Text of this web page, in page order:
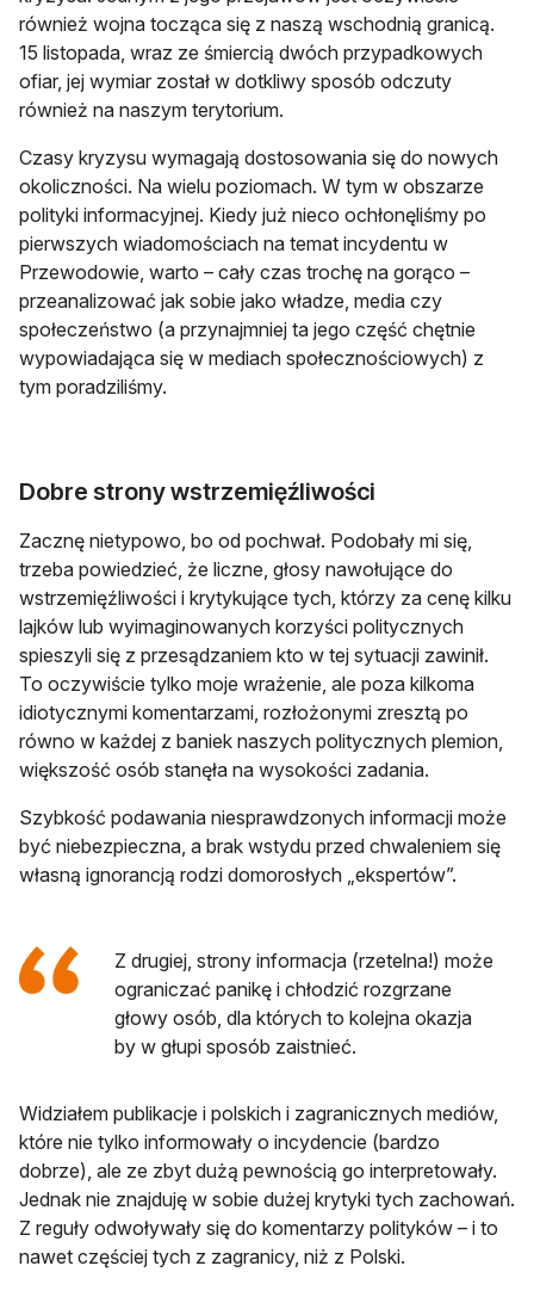
również wojna tocząca się z naszą wschodnią granicą.
15 listopada, wraz ze śmiercią dwóch przypadkowych
ofiar, jej wymiar został w dotkliwy sposób odczuty
również na naszym terytorium.
Czasy kryzysu wymagają dostosowania się do nowych
okoliczności. Na wielu poziomach. W tym w obszarze
polityki informacyjnej. Kiedy już nieco ochłonęliśmy po
pierwszych wiadomościach na temat incydentu w
Przewodowie, warto – cały czas trochę na gorąco –
przeanalizować jak sobie jako władze, media czy
społeczeństwo (a przynajmniej ta jego część chętnie
wypowiadająca się w mediach społecznościowych) z
tym poradziliśmy.
Dobre strony wstrzemięźliwości
Zacznę nietypowo, bo od pochwał. Podobały mi się,
trzeba powiedzieć, że liczne, głosy nawołujące do
wstrzemięźliwości i krytykujące tych, którzy za cenę kilku
lajków lub wyimaginowanych korzyści politycznych
spieszyli się z przesądzaniem kto w tej sytuacji zawinił.
To oczywiście tylko moje wrażenie, ale poza kilkoma
idiotycznymi komentarzami, rozłożonymi zresztą po
równo w każdej z baniek naszych politycznych plemion,
większość osób stanęła na wysokości zadania.
Szybkość podawania niesprawdzonych informacji może
być niebezpieczna, a brak wstydu przed chwaleniem się
własną ignorancją rodzi domorosłych „ekspertów”.
Z drugiej, strony informacja (rzetelna!) może
ograniczać panikę i chłodzić rozgrzane
głowy osób, dla których to kolejna okazja
by w głupi sposób zaistnieć.
Widziałem publikacje i polskich i zagranicznych mediów,
które nie tylko informowały o incydencie (bardzo
dobrze), ale ze zbyt dużą pewnością go interpretowały.
Jednak nie znajduję w sobie dużej krytyki tych zachowań.
Z reguły odwoływały się do komentarzy polityków – i to
nawet częściej tych z zagranicy, niż z Polski.